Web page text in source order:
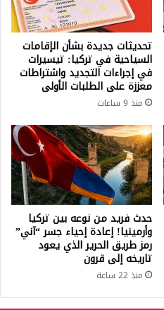
تحديثات جديدة بشأن الإقامات
السياحية في تركيا: تيسيرات
في إجراءات التجديد واشتراطات
معززة على الطلبات الأولى
منذ 9 ساعات
حدث فريد من نوعه بين تركيا
وأرمينيا! إعادة إحياء جسر “آني”
رمز طريق الحرير الذي يعود
تاريخه إلى قرون
منذ 22 ساعة